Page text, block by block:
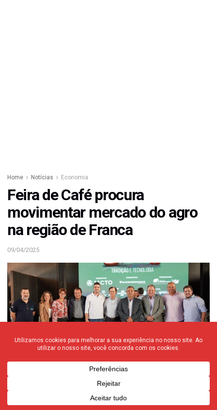
Home Notícias Economia
Feira de Café procura
movimentar mercado do agro
na região de Franca
09/04/2025
A 5ª edição da Alta Café, promovida pela Aeagro e pelo